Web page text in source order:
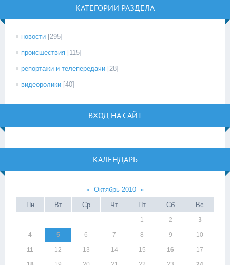
КАТЕГОРИИ РАЗДЕЛА
новости [295]
происшествия [115]
репортажи и телепередачи [28]
видеоролики [40]
ВХОД НА САЙТ
КАЛЕНДАРЬ
« Октябрь 2010 »
Пн
Вт Ср Чт Пт Сб Вс
1 2 3
4 5 6 7 8 9 10
11 12 13 14 15 16 17